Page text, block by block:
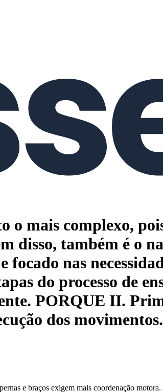
mais complexo,
disso, também é o
focado nas
do processo de
PORQUE II.
dos
e braços exigem mais coordenação